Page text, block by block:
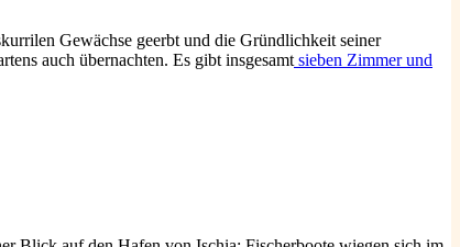
Gewächse geerbt und die Gründlichkeit seiner
auch übernachten. Es gibt insgesamt sieben Zimmer und